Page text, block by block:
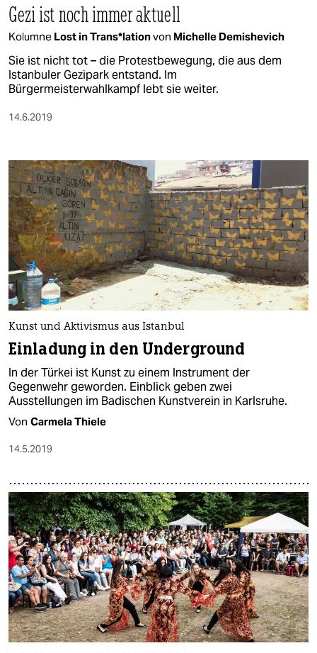
Gezi ist noch immer aktuell
Kolumne Lost in Trans*lationvon Michelle Demishevich
Sie ist nicht tot – die Protestbewegung, die aus dem
Istanbuler Gezipark entstand. Im
Bürgermeisterwahlkampf lebt sie weiter.
14.6.2019
Kunst und Aktivismus aus Istanbul
Einladung in den Underground
In der Türkei ist Kunst zu einem Instrument der
Gegenwehr geworden. Einblick geben zwei
Ausstellungen im Badischen Kunstverein in Karlsruhe.
Von Carmela Thiele
14.5.2019